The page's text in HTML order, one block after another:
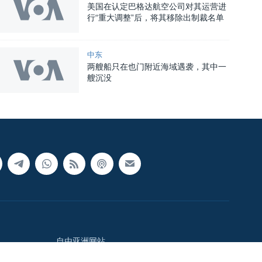
美国在认定巴格达航空公司对其运营进
行“重大调整”后，将其移除出制裁名单
中东
两艘船只在也门附近海域遇袭，其中一
艘沉没
自由亚洲网站